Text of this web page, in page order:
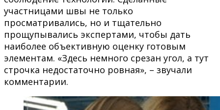
участницами швы не только
просматривались, но и тщательно
прощупывались экспертами, чтобы дать
наиболее объективную оценку готовым
элементам. «Здесь немного срезан угол, а тут
строчка недостаточно ровная», ­– звучали
комментарии.